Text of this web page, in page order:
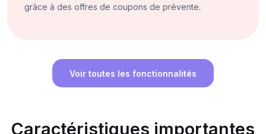
grâce à des offres de coupons de prévente.
Voir toutes les fonctionnalités
Caractéristiques importantes